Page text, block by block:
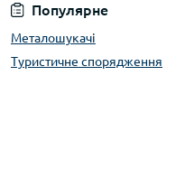
Популярне
Металошукачі
Туристичне спорядження